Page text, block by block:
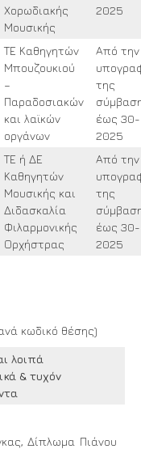
Χορωδιακής
Μουσικής
2025
ΤΕ Καθηγητών
Μπουζουκιού
–
Παραδοσιακών
και λαϊκών
οργάνων
Από την
της
έως
2025
ΤΕ ή ΔΕ
Καθηγητών
Μουσικής και
Διδασκαλία
Φιλαρμονικής
Ορχήστρας
Από την
της
έως
2025
κωδικό θέσης)
λοιπά
& τυχόν
Δίπλωμα Πιάνου